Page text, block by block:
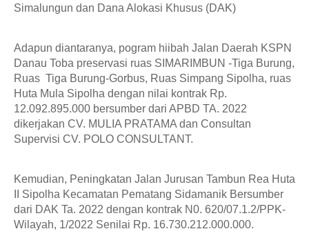
Simalungun dan Dana Alokasi Khusus (DAK)
Adapun diantaranya, pogram hiibah Jalan Daerah KSPN
Danau Toba preservasi ruas SIMARIMBUN -Tiga Burung,
Ruas  Tiga Burung-Gorbus, Ruas Simpang Sipolha, ruas
Huta Mula Sipolha dengan nilai kontrak Rp.
12.092.895.000 bersumber dari APBD TA. 2022
dikerjakan CV. MULIA PRATAMA dan Consultan
Supervisi CV. POLO CONSULTANT.
Kemudian, Peningkatan Jalan Jurusan Tambun Rea Huta
II Sipolha Kecamatan Pematang Sidamanik Bersumber
dari DAK Ta. 2022 dengan kontrak N0. 620/07.1.2/PPK-
Wilayah, 1/2022 Senilai Rp. 16.730.212.000.000.